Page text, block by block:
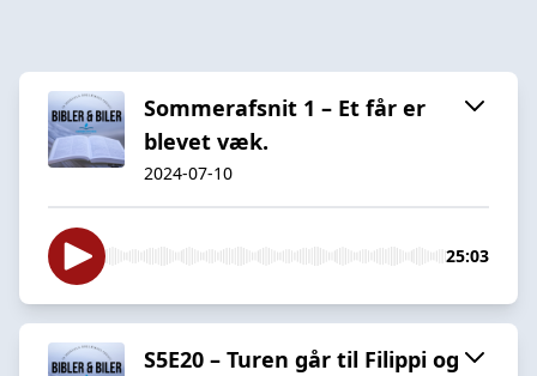
Sommerafsnit 1 – Et får er
blevet væk.
2024-07-10
25:03
S5E20 – Turen går til Filippi og